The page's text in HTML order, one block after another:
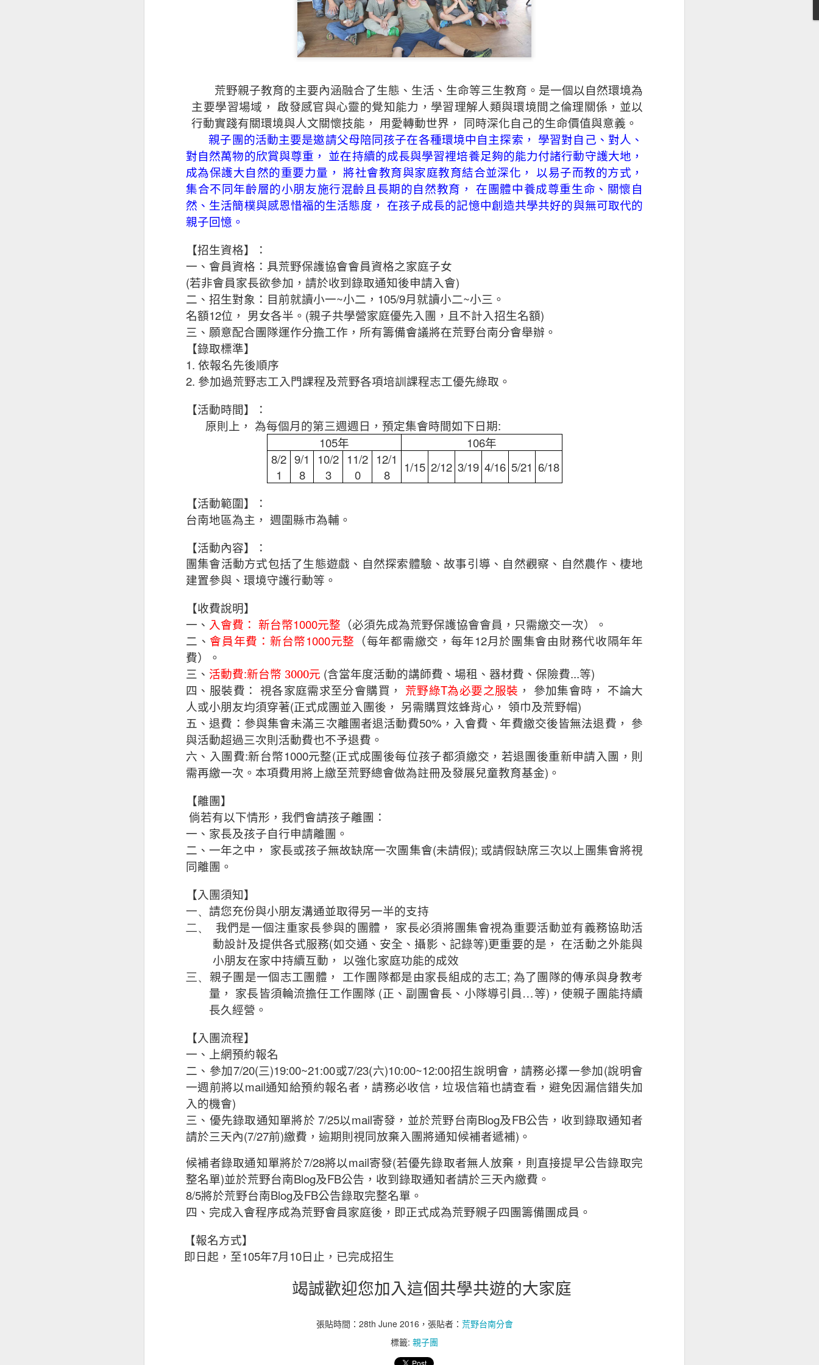
荒野親子教育的主要內涵融合了生態、生活、生命等三生教育。是一個以自然環境為
主要學習場域， 啟發感官與心靈的覺知能力，學習理解人類與環境間之倫理關係，並以
行動實踐有關環境與人文關懷技能， 用愛轉動世界， 同時深化自己的生命價值與意義。
親子團的活動主要是邀請父母陪同孩子在各種環境中自主探索， 學習對自己、對人、
對自然萬物的欣賞與尊重， 並在持續的成長與學習裡培養足夠的能力付諸行動守護大地，
成為保護大自然的重要力量， 將社會教育與家庭教育結合並深化， 以易子而教的方式，
集合不同年齡層的小朋友施行混齡且長期的自然教育， 在團體中養成尊重生命、關懷自
然、生活簡樸與感恩惜福的生活態度， 在孩子成長的記憶中創造共學共好的與無可取代的
親子回憶。
【招生資格】：
一、會員資格：具荒野保護協會會員資格之家庭子女
(若非會員家長欲參加，請於收到錄取通知後申請入會)
二、招生對象：目前就讀小一~小二， 105/9月就讀小二~小三。
名額12位， 男女各半。 (親子共學營家庭優先入團，且不計入招生名額)
三、願意配合團隊運作分擔工作，所有籌備會議將在荒野台南分會舉辦。
【錄取標準】
1. 依報名先後順序
2. 參加過荒野志工入門課程及荒野各項培訓課程志工優先綠取。
【活動時間】：
原則上， 為每個月的第三週週日，預定集會時間如下日期:
105年 106年
8/2
1
9/1
8
10/2
3
11/2
0
12/1
8
1/15 2/12 3/19 4/16 5/21 6/18
【活動範圍】：
台南地區為主， 週圍縣市為輔。
【活動內容】：
團集會活動方式包括了生態遊戲、自然探索體驗、故事引導、自然觀察、自然農作、棲地
建置參與、環境守護行動等。
【收費說明】
一、 入會費： 新台幣1000元整 （必須先成為荒野保護協會會員，只需繳交一次）。
二、會員年費：新台幣1000元整 （每年都需繳交，每年12月於團集會由財務代收隔年年
費）。
三、 活動費:新台幣 3000元 (含當年度活動的講師費、場租、器材費、保險費...等)
四、服裝費： 視各家庭需求至分會購買， 荒野綠T為必要之服裝 ， 參加集會時， 不論大
人或小朋友均須穿著(正式成團並入團後， 另需購買炫蜂背心， 領巾及荒野帽)
五、退費：參與集會未滿三次離團者退活動費50% ，入會費、年費繳交後皆無法退費， 參
與活動超過三次則活動費也不予退費。
六、入團費:新台幣1000元整(正式成團後每位孩子都須繳交，若退團後重新申請入團，則
需再繳一次。本項費用將上繳至荒野總會做為註冊及發展兒童教育基金) 。
【離團】
倘若有以下情形，我們會請孩子離團：
一、家長及孩子自行申請離團。
二、一年之中， 家長或孩子無故缺席一次團集會(未請假); 或請假缺席三次以上團集會將視
同離團。
【入團須知】
一、 請您充份與小朋友溝通並取得另一半的支持
二、 我們是一個注重家長參與的團體， 家長必須將團集會視為重要活動並有義務協助活
動設計及提供各式服務(如交通、安全、攝影、記錄等)更重要的是， 在活動之外能與
小朋友在家中持續互動， 以強化家庭功能的成效
三、 親子團是一個志工團體， 工作團隊都是由家長組成的志工; 為了團隊的傳承與身教考
量， 家長皆須輪流擔任工作團隊 (正、副團會長、小隊導引員 …等) ，使親子團能持續
長久經營。
【入團流程】
一、上網預約報名
二、參加7/20(三)19:00~21:00或7/23(六)10:00~12:00招生說明會，請務必擇一參加(說明會
一週前將以mail通知給預約報名者，請務必收信，垃圾信箱也請查看，避免因漏信錯失加
入的機會)
三、優先錄取通知單將於 7/25以mail寄發，並於荒野台南Blog及FB公告，收到錄取通知者
請於三天內(7/27前)繳費，逾期則視同放棄入團將通知候補者遞補) 。
候補者錄取通知單將於7/28將以mail寄發(若優先錄取者無人放棄，則直接提早公告錄取完
整名單)並於荒野台南Blog及FB公告，收到錄取通知者請於三天內繳費。
8/5將於荒野台南Blog及FB公告錄取完整名單。
四、完成入會程序成為荒野會員家庭後，即正式成為荒野親子四團籌備團成員。
【報名方式】
即日起，至105年7月 10日止，已完成招生
竭誠歡迎您加入這個共學共遊的大家庭
張貼時間： 28th June 2016 ，張貼者： 荒野台南分會
標籤: 親子團
荒野台南河溪組踏查 03/28溪流調查記錄─竹溪(南
荒野台南 四月週五見
荒野有情，親子有愛－110年度台南荒野親子團開始招生囉！ 荒野台南 一月至三月週五見與課程活動